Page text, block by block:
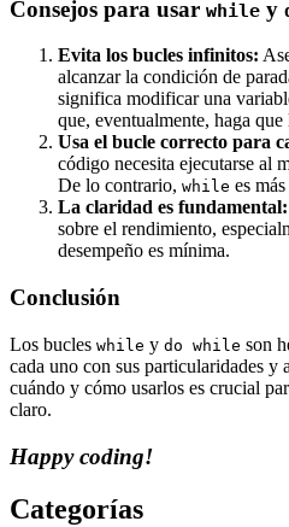
Consejos para usar while y
Evita los bucles infinitos:
alcanzar la condición de
significa modificar una
que, eventualmente, haga
Usa el bucle correcto para
código necesita ejecutarse al
De lo contrario, while es
La claridad es fundamental:
sobre el rendimiento,
desempeño es mínima.
Conclusión
Los bucles while y do while son
cada uno con sus particularidades y
cuándo y cómo usarlos es crucial
claro.
Happy coding!
Categorías